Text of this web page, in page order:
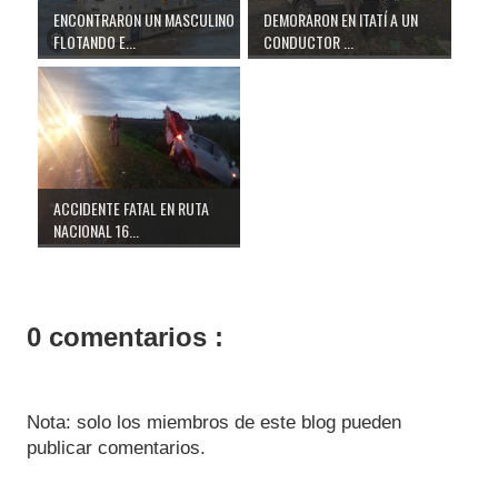
ENCONTRARON UN MASCULINO
FLOTANDO E...
DEMORARON EN ITATÍ A UN
CONDUCTOR ...
ACCIDENTE FATAL EN RUTA
NACIONAL 16...
0 comentarios :
Nota: solo los miembros de este blog pueden
publicar comentarios.